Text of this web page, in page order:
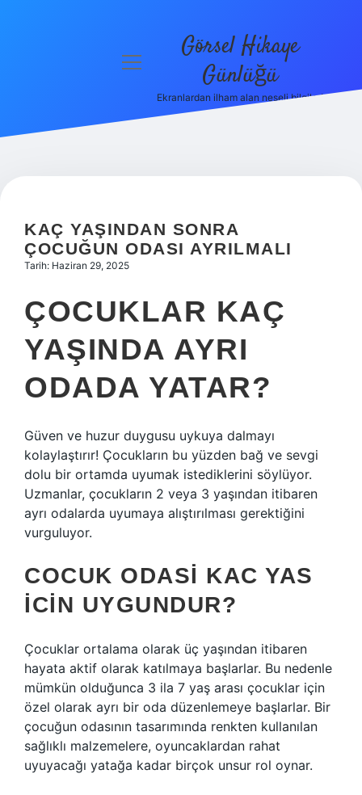
Hakkımızda
menüyü
Görsel Hikaye
Günlüğü
Ekranlardan ilham alan neşeli bilgiler!
KAÇ YAŞINDAN SONRA
ÇOCUĞUN ODASI AYRILMALI
Tarih: Haziran 29, 2025
ÇOCUKLAR KAÇ
YAŞINDA AYRI
ODADA YATAR?
Güven ve huzur duygusu uykuya dalmayı
kolaylaştırır! Çocukların bu yüzden bağ ve sevgi
dolu bir ortamda uyumak istediklerini söylüyor.
Uzmanlar, çocukların 2 veya 3 yaşından itibaren
ayrı odalarda uyumaya alıştırılması gerektiğini
vurguluyor.
COCUK ODASI KAC YAS
ICIN UYGUNDUR?
Çocuklar ortalama olarak üç yaşından itibaren
hayata aktif olarak katılmaya başlarlar. Bu nedenle
mümkün olduğunca 3 ila 7 yaş arası çocuklar için
özel olarak ayrı bir oda düzenlemeye başlarlar. Bir
çocuğun odasının tasarımında renkten kullanılan
sağlıklı malzemelere, oyuncaklardan rahat
uyuyacağı yatağa kadar birçok unsur rol oynar.